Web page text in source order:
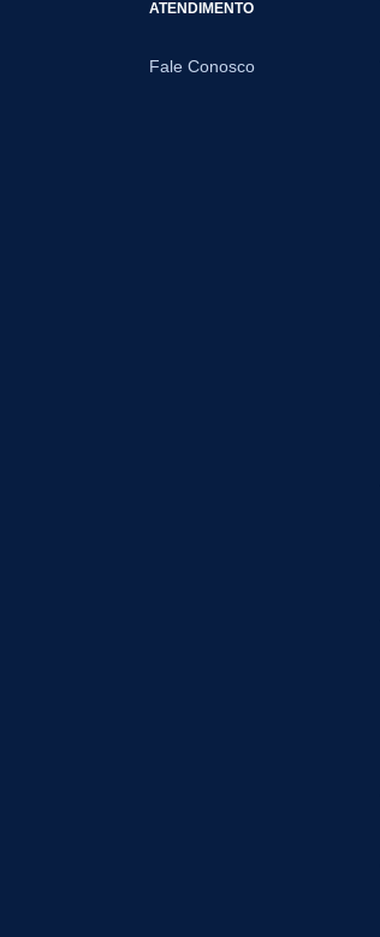
ATENDIMENTO
Fale Conosco